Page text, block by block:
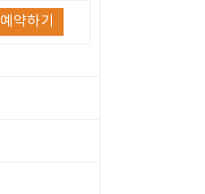
예약하기